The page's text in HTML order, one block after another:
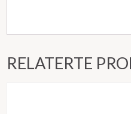
RELATERTE